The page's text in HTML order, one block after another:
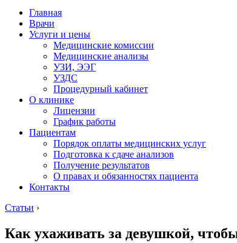
Главная
Врачи
Услуги и цены
Медицинские комиссии
Медицинские анализы
УЗИ, ЭЭГ
УЗДС
Процедурный кабинет
О клинике
Лицензии
График работы
Пациентам
Порядок оплаты медицинских услуг
Подготовка к сдаче анализов
Получение результатов
О правах и обязанностях пациента
Контакты
Статьи ›
Как ухаживать за девушкой,